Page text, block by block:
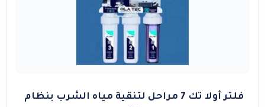
فلتر أولا تك 7 مراحل لتنقية مياه الشرب بنظام